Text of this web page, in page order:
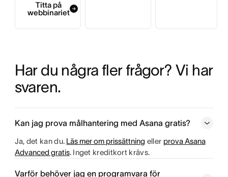
Titta på
webbinariet
Har du några fler frågor? Vi har
svaren.
Kan jag prova målhantering med Asana gratis?
Ja, det kan du. Läs mer om prissättning eller prova Asana
Advanced gratis. Inget kreditkort krävs.
Varför behöver jag en programvara för